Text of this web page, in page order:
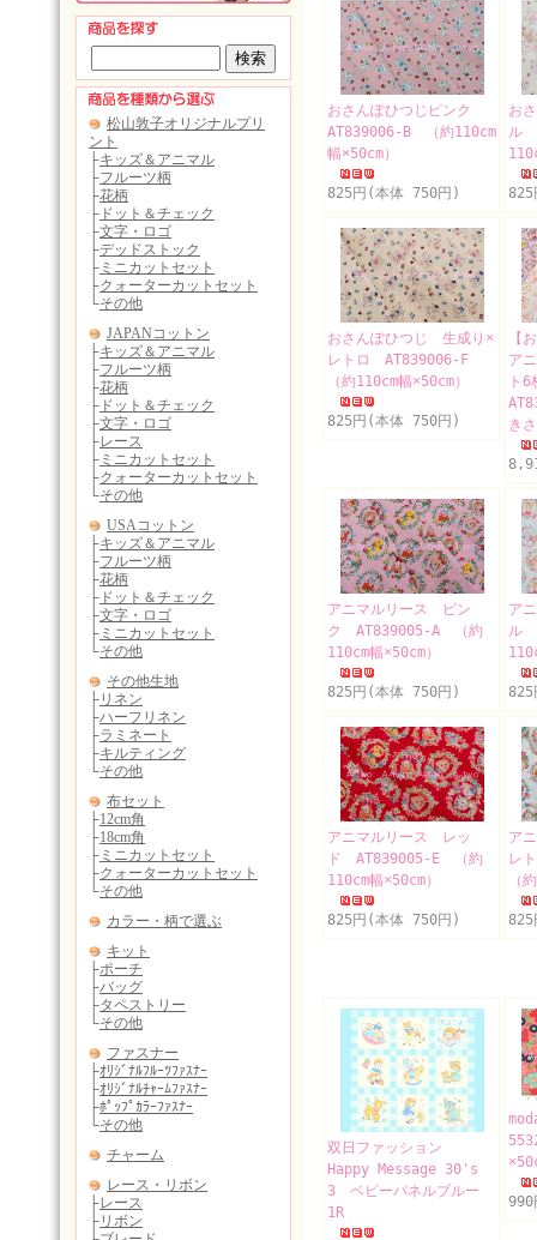
おさんぽひつじピンク
AT839006-B （約110cm
幅×50cm）
825円(本体 750円)
お
ル
おさんぽひつじ 生成り×
レトロ AT839006-F
（約110cm幅×50cm）
825円(本体 750円)
【
ア
ト
き
アニマルリース ピン
ク AT839005-A （約
110cm幅×50cm）
825円(本体 750円)
ア
ル
アニマルリース レッ
ド AT839005-E （約
110cm幅×50cm）
825円(本体 750円)
ア
レ
（
双日ファッション
Happy Message 30's
3 ベビーパネルブルー
1R